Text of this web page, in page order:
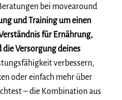
bei movearound
und Training um einen
für Ernährung,
Versorgung deines
verbessern,
oder einfach mehr über
– die Kombination aus